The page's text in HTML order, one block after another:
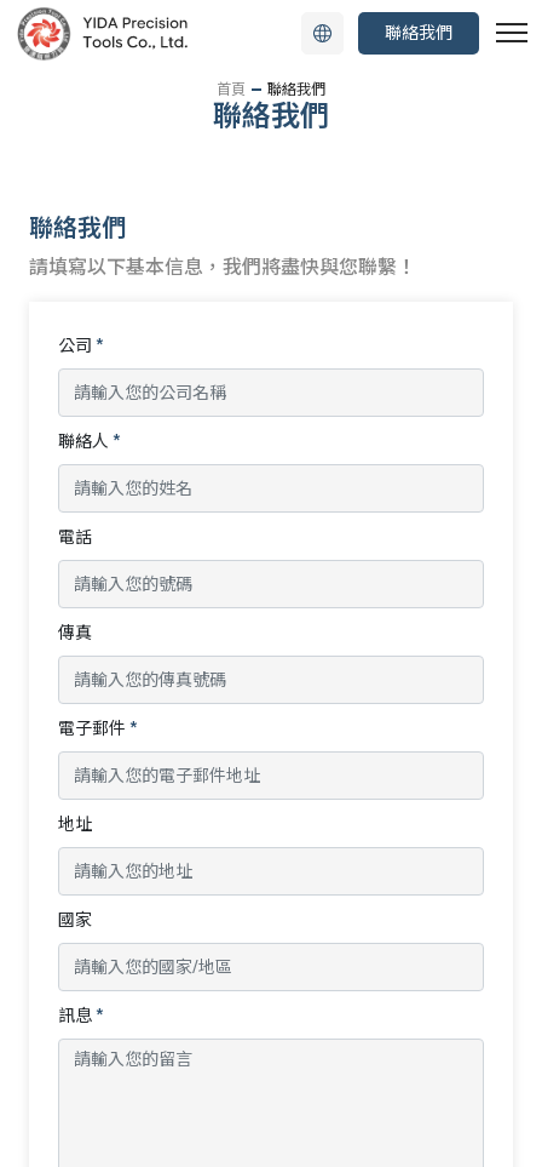
聯絡我們
首頁 聯絡我們
聯絡我們
聯絡我們
請填寫以下基本信息，我們將盡快與您聯繫！
公司 *
聯絡人 *
電話
傳真
電子郵件 *
地址
國家
訊息*